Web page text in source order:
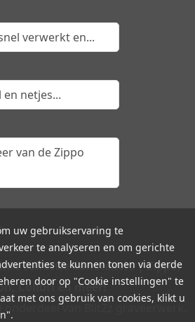
verwerkt en...
netjes...
van de Zippo
collectie aanstekers | Zippo,
Colibri en meer!
onderdeel van BlitZz graveerwerk.
uw gebruikservaring te
te analyseren en om gerichte
te kunnen tonen via derde
door op "Cookie instellingen" te
met ons gebruik van cookies, klikt u